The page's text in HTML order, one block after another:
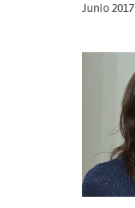
Junio 2017